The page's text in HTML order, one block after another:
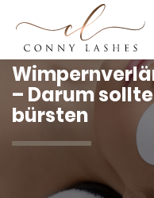
– Darum
bürsten